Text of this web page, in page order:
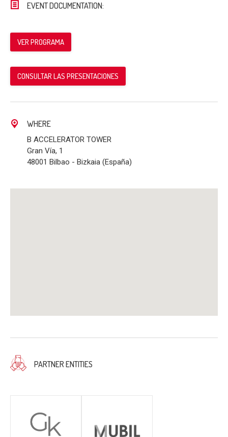
EVENT DOCUMENTATION:
VER PROGRAMA
CONSULTAR LAS PRESENTACIONES
WHERE
B ACCELERATOR TOWER
Gran Vía, 1
48001 Bilbao - Bizkaia (España)
PARTNER ENTITIES